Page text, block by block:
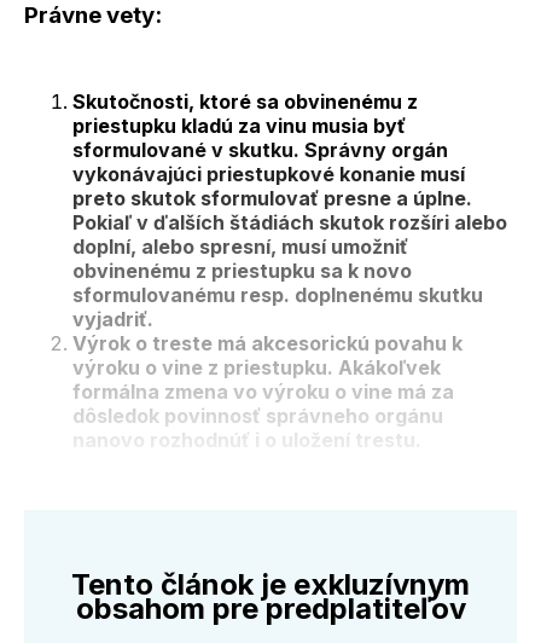
Právne vety:
Skutočnosti, ktoré sa obvinenému z
priestupku kladú za vinu musia byť
sformulované v skutku. Správny orgán
vykonávajúci priestupkové konanie musí
preto skutok sformulovať presne a úplne.
Pokiaľ v ďalších štádiách skutok rozšíri alebo
doplní, alebo spresní, musí umožniť
obvinenému z priestupku sa k novo
sformulovanému resp. doplnenému skutku
vyjadriť.
Výrok o treste má akcesorickú povahu k
výroku o vine z priestupku. Akákoľvek
formálna zmena vo výroku o vine má za
dôsledok povinnosť správneho orgánu
nanovo rozhodnúť i o uložení trestu.
Tento článok je exkluzívnym
obsahom pre predplatiteľov